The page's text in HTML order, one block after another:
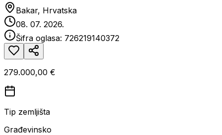
Bakar, Hrvatska
08. 07. 2026.
Šifra oglasa: 726219140372
279.000,00 €
Tip zemljišta
Građevinsko